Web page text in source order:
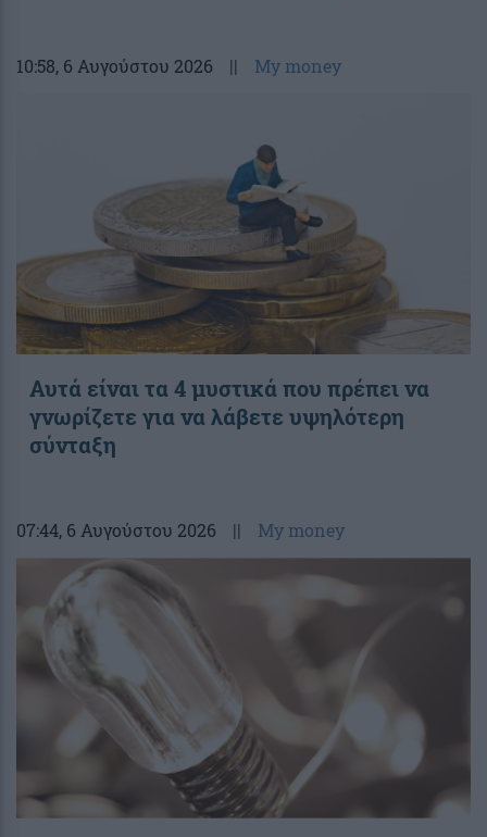
10:58, 6 Αυγούστου 2026 || My money
Αυτά είναι τα 4 μυστικά που πρέπει να
γνωρίζετε για να λάβετε υψηλότερη
σύνταξη
07:44, 6 Αυγούστου 2026 || My money